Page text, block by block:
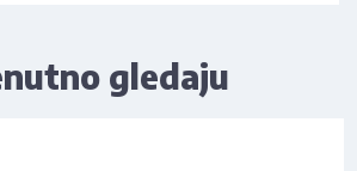
gledaju